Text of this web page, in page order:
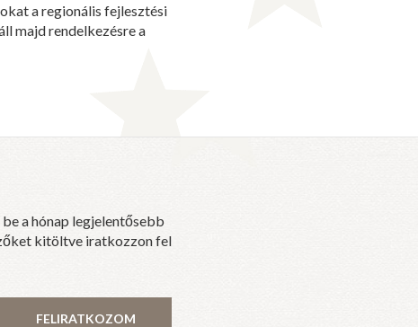
a regionális fejlesztési
majd rendelkezésre a
a hónap legjelentősebb
kitöltve iratkozzon fel
FELIRATKOZOM